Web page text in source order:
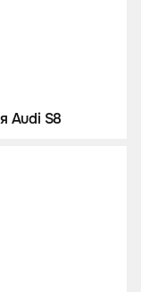
Audi S8